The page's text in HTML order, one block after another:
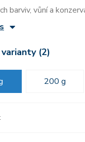
barviv, vůní a
(2)
200 g